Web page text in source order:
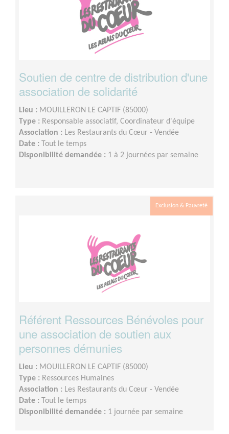
Soutien de centre de distribution d'une
association de solidarité
Lieu : MOUILLERON LE CAPTIF (85000)
Type : Responsable associatif, Coordinateur d'équipe
Association : Les Restaurants du Cœur - Vendée
Date : Tout le temps
Disponibilité demandée : 1 à 2 journées par semaine
Exclusion & Pauvreté
Référent Ressources Bénévoles pour
une association de soutien aux
personnes démunies
Lieu : MOUILLERON LE CAPTIF (85000)
Type : Ressources Humaines
Association : Les Restaurants du Cœur - Vendée
Date : Tout le temps
Disponibilité demandée : 1 journée par semaine